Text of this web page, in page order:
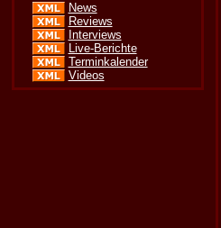
News
Reviews
Interviews
Live-Berichte
Terminkalender
Videos